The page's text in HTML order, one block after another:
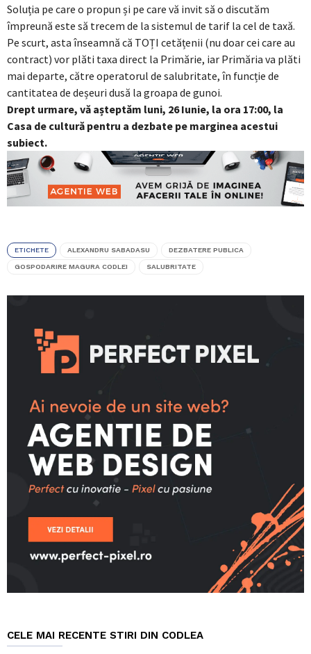
Soluția pe care o propun și pe care vă invit să o discutăm
împreună este să trecem de la sistemul de tarif la cel de taxă.
Pe scurt, asta înseamnă că TOȚI cetățenii (nu doar cei care au
contract) vor plăti taxa direct la Primărie, iar Primăria va plăti
mai departe, către operatorul de salubritate, în funcție de
cantitatea de deșeuri dusă la groapa de gunoi.
Drept urmare, vă așteptăm luni, 26 Iunie, la ora 17:00, la
Casa de cultură pentru a dezbate pe marginea acestui
subiect.
ETICHETE ALEXANDRU SABADASU DEZBATERE PUBLICA
GOSPODARIRE MAGURA CODLEI SALUBRITATE
CELE MAI RECENTE STIRI DIN CODLEA